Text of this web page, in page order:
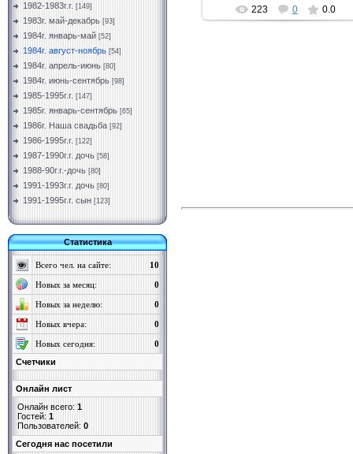
1982-1983г.г. [149]
1983г. май-декабрь [93]
1984г. январь-май [52]
1984г. август-ноябрь [54]
1984г. апрель-июнь [80]
1984г. июнь-сентябрь [98]
1985-1995г.г. [147]
1985г. январь-сентябрь [65]
1986г. Наша свадьба [92]
1986-1995г.г. [122]
1987-1990г.г. дочь [58]
1988-90г.г.-дочь [80]
1991-1993г.г. дочь [80]
1991-1995г.г. сын [123]
Статистика
Всего чел. на сайте: 10
Новых за месяц: 0
Новых за неделю: 0
Новых вчера: 0
Новых сегодня:
0
Счетчики
Онлайн лист
Онлайн всего: 1
Гостей: 1
Пользователей: 0
Cегодня нас посетили
223 0 0.0